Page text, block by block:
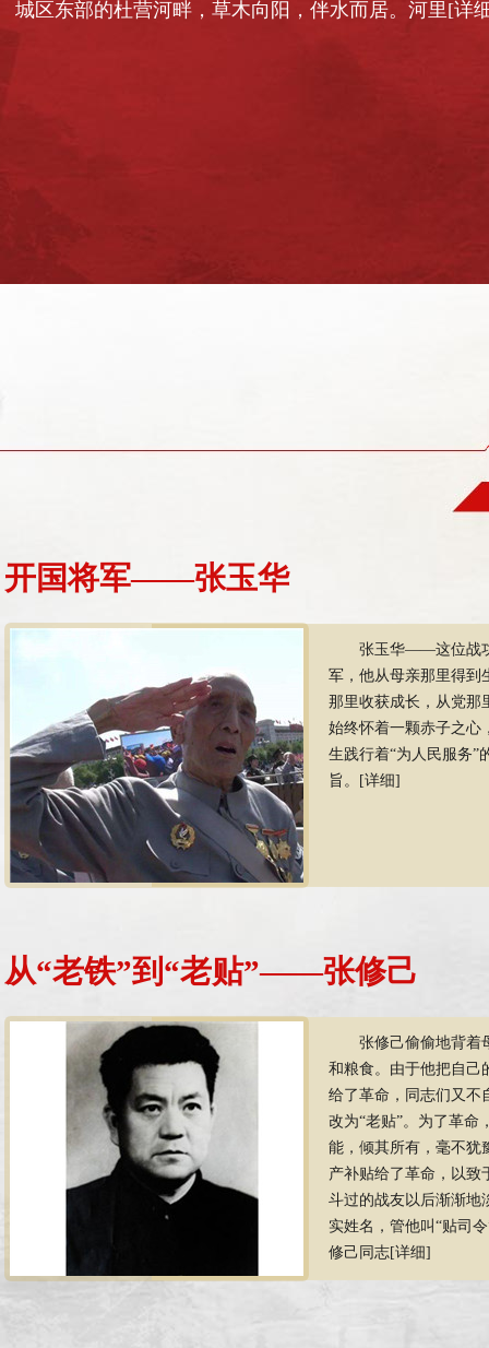
城区东部的杜营河畔，草木向阳，伴水而居。河里[详
开国将军——张玉华
张玉华——这位战
军，他从母亲那里得到
那里收获成长，从党那
始终怀着一颗赤子之心
生践行着“为人民服务”
旨。
[详细]
从“老铁”到“老贴”——张修己
张修己偷偷地背着
和粮食。由于他把自己
给了革命，同志们又不
改为“老贴”。为了革命
能，倾其所有，毫不犹
产补贴给了革命，以致
斗过的战友以后渐渐地
实姓名，管他叫“贴司
修己同志[详细]